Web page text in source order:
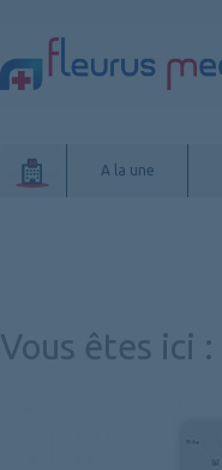
A la une
Vous êtes ici :